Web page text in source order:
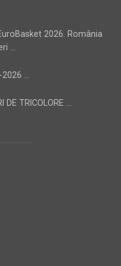
2026. România
...
...
TRICOLORE ...